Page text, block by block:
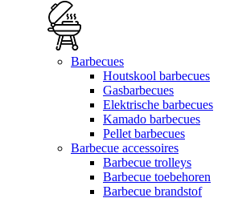
Barbecues
Houtskool barbecues
Gasbarbecues
Elektrische barbecues
Kamado barbecues
Pellet barbecues
Barbecue accessoires
Barbecue trolleys
Barbecue toebehoren
Barbecue brandstof